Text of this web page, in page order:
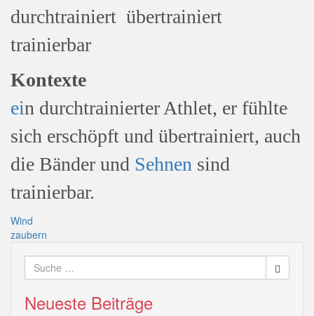
durchtrainiert übertrainiert
trainierbar
Kontexte
ein durchtrainierter Athlet, er fühlte
sich erschöpft und übertrainiert, auch
die Bänder und Sehnen sind
trainierbar.
Beitragsnavigation
Wind
zaubern
Suche
nach:
Neueste Beiträge